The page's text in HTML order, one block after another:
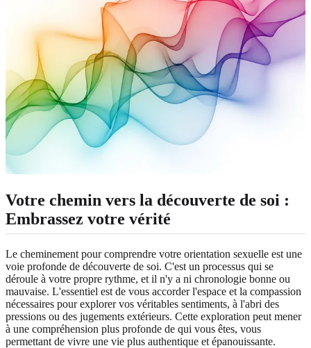
Votre chemin vers la découverte de soi :
Embrassez votre vérité
Le cheminement pour comprendre votre orientation sexuelle est une
voie profonde de découverte de soi. C'est un processus qui se
déroule à votre propre rythme, et il n'y a ni chronologie bonne ou
mauvaise. L'essentiel est de vous accorder l'espace et la compassion
nécessaires pour explorer vos véritables sentiments, à l'abri des
pressions ou des jugements extérieurs. Cette exploration peut mener
à une compréhension plus profonde de qui vous êtes, vous
permettant de vivre une vie plus authentique et épanouissante.